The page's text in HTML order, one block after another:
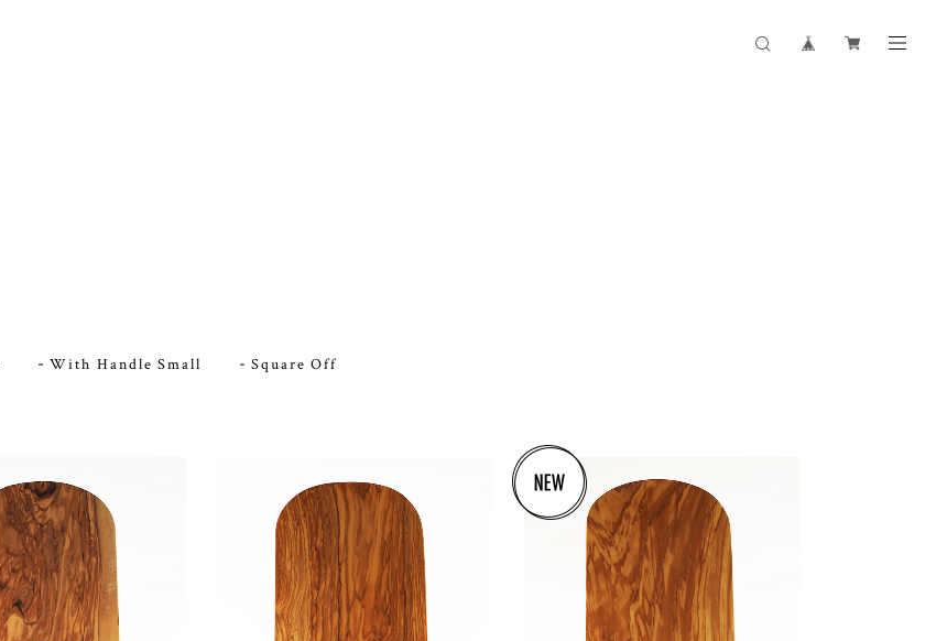
With Handle Small Square Off